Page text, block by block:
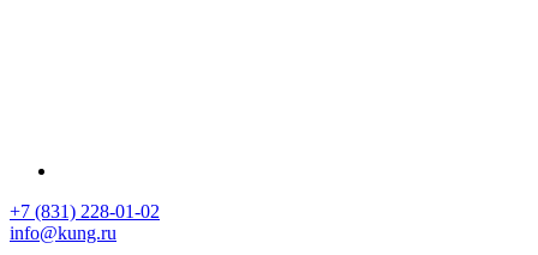
+7 (831) 228-01-02
info@kung.ru